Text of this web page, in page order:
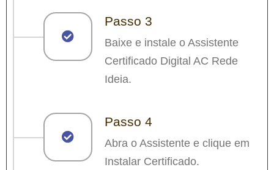
Passo 3
Baixe e instale o Assistente
Certificado Digital AC Rede
Ideia.
Passo 4
Abra o Assistente e clique em
Instalar Certificado.